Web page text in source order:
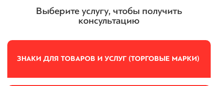
Выберите услугу, чтобы получить
консультацию
ЗНАКИ ДЛЯ ТОВАРОВ И УСЛУГ (ТОРГОВЫЕ МАРКИ)